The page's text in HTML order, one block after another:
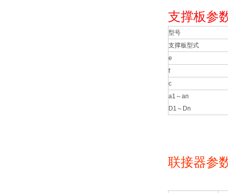
支撑板参
型号
支撑板型式
e
f
c
a1～an
D1～Dn
联接器参